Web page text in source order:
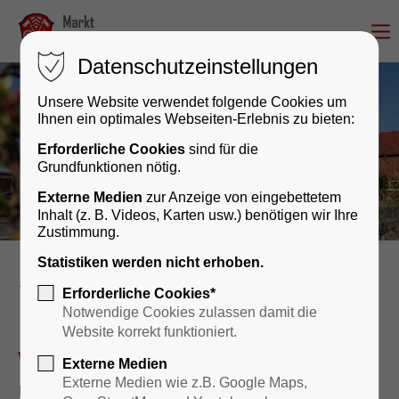
Rathaus & Bürgerservice
Wir sind für Sie da – persönlich
und digital!
Datenschutzeinstellungen
Unsere Website verwendet folgende Cookies um
Ihnen ein optimales Webseiten-Erlebnis zu bieten:
Erforderliche Cookies sind für die
Grundfunktionen nötig.
Externe Medien zur Anzeige von eingebettetem
Inhalt (z. B. Videos, Karten usw.) benötigen wir Ihre
Zustimmung.
Statistiken werden nicht erhoben.
Erforderliche Cookies*
Notwendige Cookies zulassen damit die
Website korrekt funktioniert.
Externe Medien
Externe Medien wie z.B. Google Maps,